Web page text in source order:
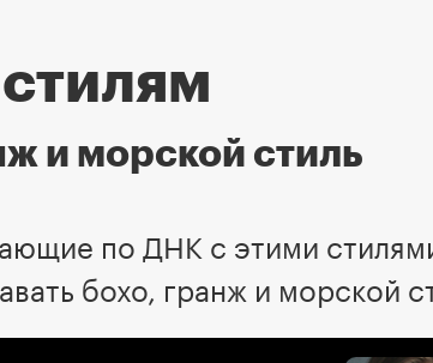
стилям
и морской стиль
по ДНК с этими
бохо, гранж и морской